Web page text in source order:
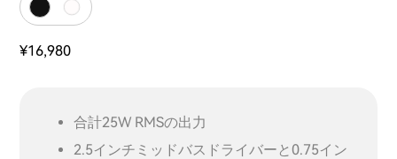
¥16,980
合計25W RMSの出力
2.5インチミッドバスドライバーと0.75イン